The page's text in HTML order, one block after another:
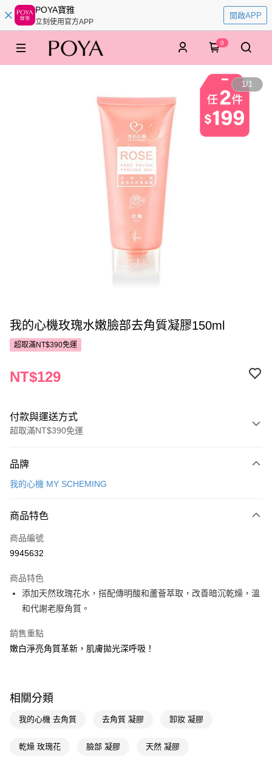
POYA寶雅
立刻使用官方APP
開啟APP
0
1/1
我的心機玫瑰水嫩臉部去角質凝膠150ml
超取滿NT$390免運
NT$129
付款與運送方式
超取滿NT$390免運
POYA支付
超商取貨付款
LINE Pay
街口支付
悠遊付
Google Pay
AFTEE先享後付
AFTEE先享後付是「在收到商品之後才付款」的支付方式。 讓您購物簡單
便利好安心！
２．便利：只要手機號碼，簡訊認證，即可結帳。
運送方式
品牌
我的心機 MY SCHEMING
商品特色
商品編號
9945632
商品特色
添加天然玫瑰花水，搭配傳明酸和蘆薈萃取，改善暗沉乾燥，溫
和代謝老廢角質。
銷售重點
嫩白淨亮角質革新，肌膚拋光深呼吸！
相關分類
我的心機 去角質 去角質 凝膠 卸妝 凝膠
乾燥 玫瑰花 臉部 凝膠 天然 凝膠